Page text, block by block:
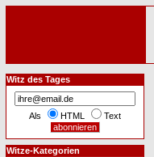
Witz des Tages
Als HTML Text
Witze-Kategorien